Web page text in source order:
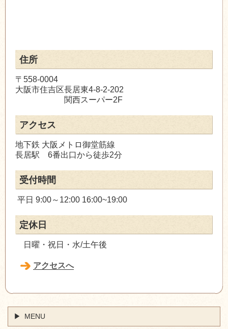
住所
〒558-0004
大阪市住吉区長居東4-8-2-202
関西スーパー2F
アクセス
地下鉄 大阪メトロ御堂筋線
長居駅 6番出口から徒歩2分
受付時間
平日 9:00～12:00 16:00~19:00
定休日
日曜・祝日・水/土午後
アクセスへ
MENU